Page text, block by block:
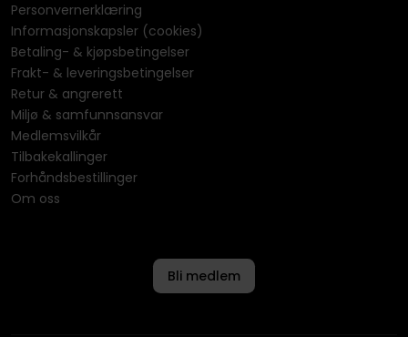
Personvernerklæring
Informasjonskapsler (cookies)
Betaling- & kjøpsbetingelser
Frakt- & leveringsbetingelser
Retur & angrerett
Miljø & samfunnsansvar
Medlemsvilkår
Tilbakekallinger
Forhåndsbestillinger
Om oss
Bli medlem